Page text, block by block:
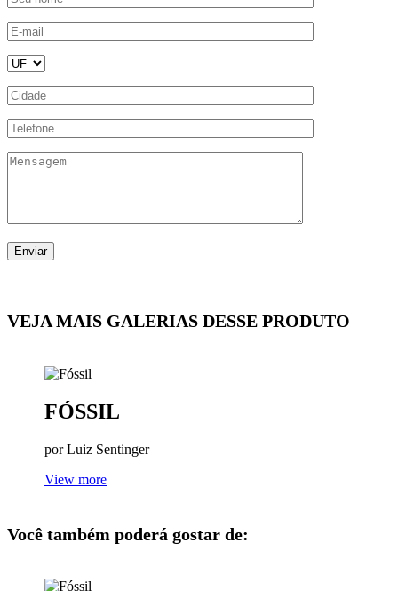
VEJA MAIS GALERIAS DESSE PRODUTO
FÓSSIL
por Luiz Sentinger
View more
Você também poderá gostar de: